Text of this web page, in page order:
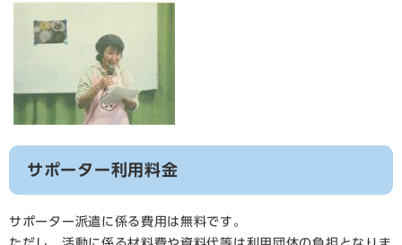
サポーター利用料金
サポーター派遣に係る費用は無料です。